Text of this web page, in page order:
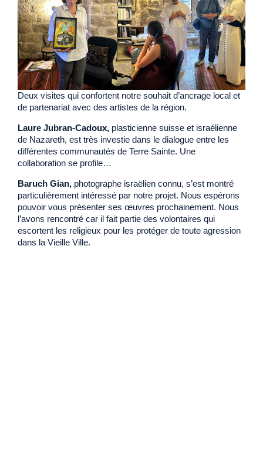
Deux visites qui confortent notre souhait d’ancrage local et
de partenariat avec des artistes de la région.
Laure Jubran-Cadoux, plasticienne suisse et israélienne
de Nazareth, est très investie dans le dialogue entre les
différentes communautés de Terre Sainte. Une
collaboration se profile…
Baruch Gian, photographe israëlien connu, s’est montré
particulièrement intéressé par notre projet. Nous espérons
pouvoir vous présenter ses œuvres prochainement. Nous
l’avons rencontré car il fait partie des volontaires qui
escortent les religieux pour les protéger de toute agression
dans la Vieille Ville.